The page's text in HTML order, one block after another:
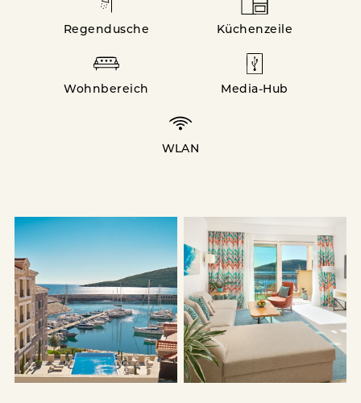
Regendusche Küchenzeile
Wohnbereich Media-Hub
WLAN